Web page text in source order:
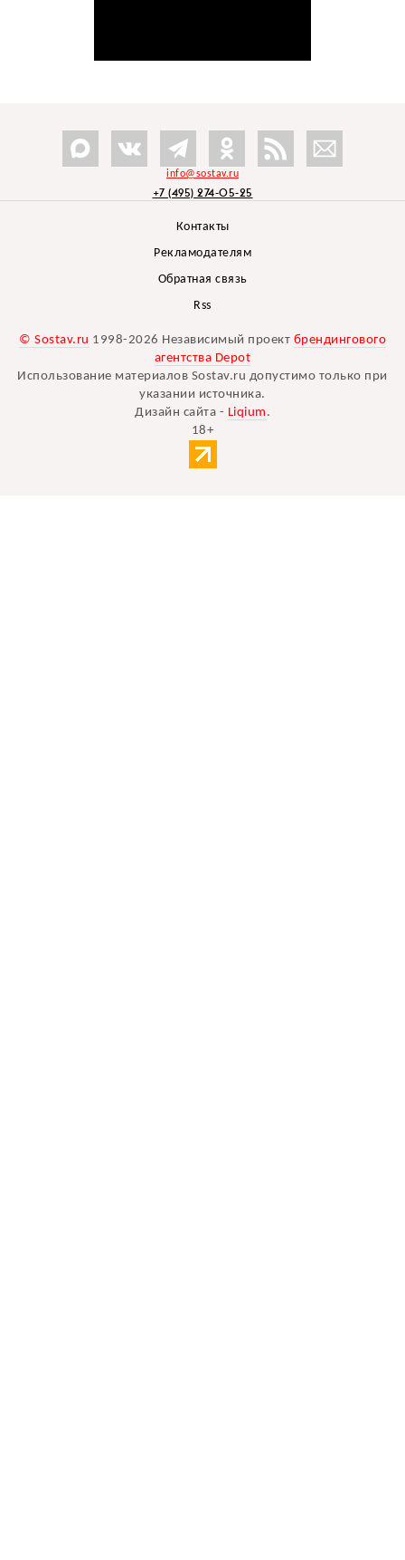
info@sostav.ru
+7 (495) 274-05-25
Контакты
Рекламодателям
Обратная связь
Rss
© Sostav.ru 1998-2026 Независимый проект брендингового
агентства Depot
Использование материалов Sostav.ru допустимо только при
указании источника.
Дизайн сайта - Liqium .
18+